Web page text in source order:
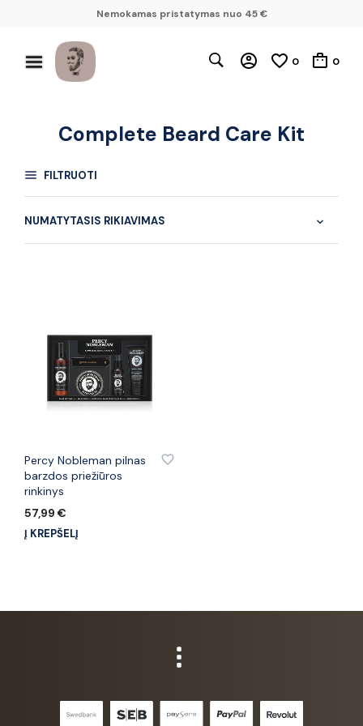
Nemokamas pristatymas nuo 45 €
0 0
Complete Beard Care Kit
FILTRUOTI
Percy Nobleman pilnas
barzdos priežiūros
rinkinys
57,99 €
Į KREPŠELĮ